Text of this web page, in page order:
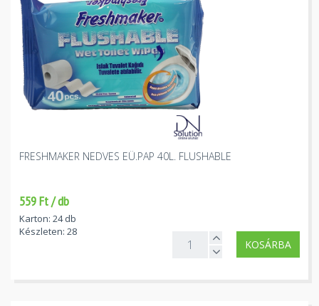
FRESHMAKER NEDVES EÜ.PAP 40L. FLUSHABLE
559 Ft / db
Karton: 24 db
Készleten: 28
KOSÁRBA